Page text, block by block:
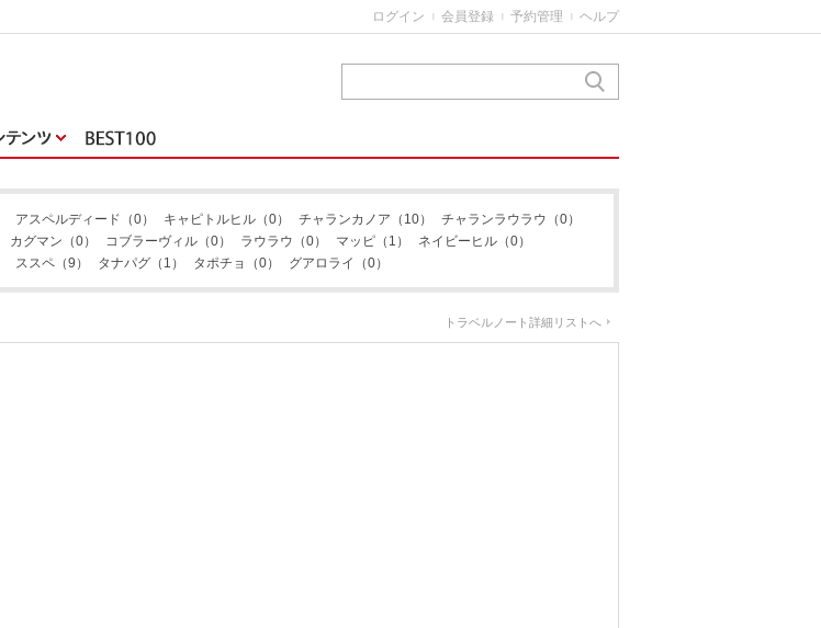
アスペルディード （0） キャピトルヒル （0） チャランカノア （10） チャランラウラウ （0）
カグマン （0） コブラーヴィル （0） ラウラウ （0） マッピ （1） ネイビーヒル （0）
ススペ （9） タナパグ （1） タポチョ （0） グアロライ （0）
トラベルノート詳細リストへ
ログイン 会員登録 予約管理 ヘルプ